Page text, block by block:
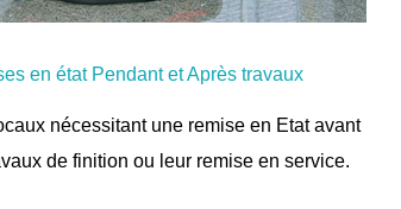
en état Pendant et Après travaux
nécessitant une remise en Etat avant
de finition ou leur remise en service.